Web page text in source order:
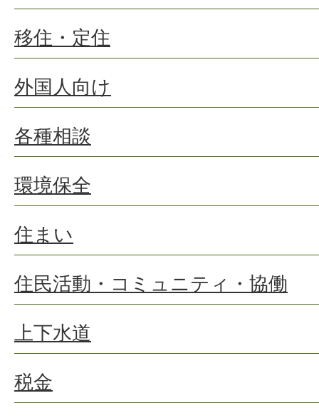
移住・定住
外国人向け
各種相談
環境保全
住まい
住民活動・コミュニティ・協働
上下水道
税金